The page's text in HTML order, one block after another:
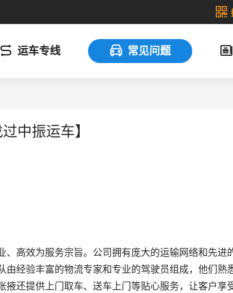
运车专线 常见问题
中振运车】
高效为服务宗旨。公司拥有庞大的运输网络和先进
经验丰富的物流专家和专业的驾驶员组成，他们熟
还提供上门取车、送车上门等贴心服务，让客户享